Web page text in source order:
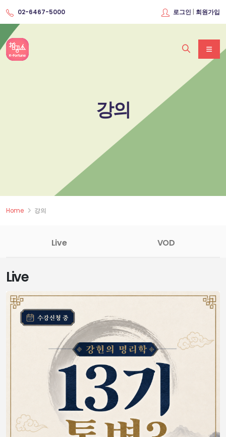
02-6467-5000 로그인 | 회원가입
강의
Home 강의
Live VOD
Live